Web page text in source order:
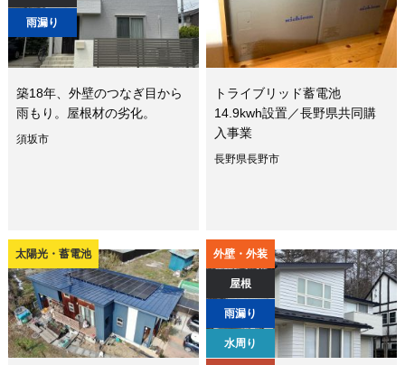
雨漏り
築18年、外壁のつなぎ目から
雨もり。屋根材の劣化。
須坂市
トライブリッド蓄電池
14.9kwh設置／長野県共同購
入事業
長野県長野市
太陽光・蓄電池 外壁・外装
屋根
雨漏り
水周り